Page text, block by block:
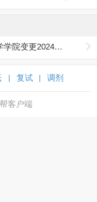
福建工程学院计算机科学与数学学院变更2024年硕士初试科目公告
复试 调剂
客户端